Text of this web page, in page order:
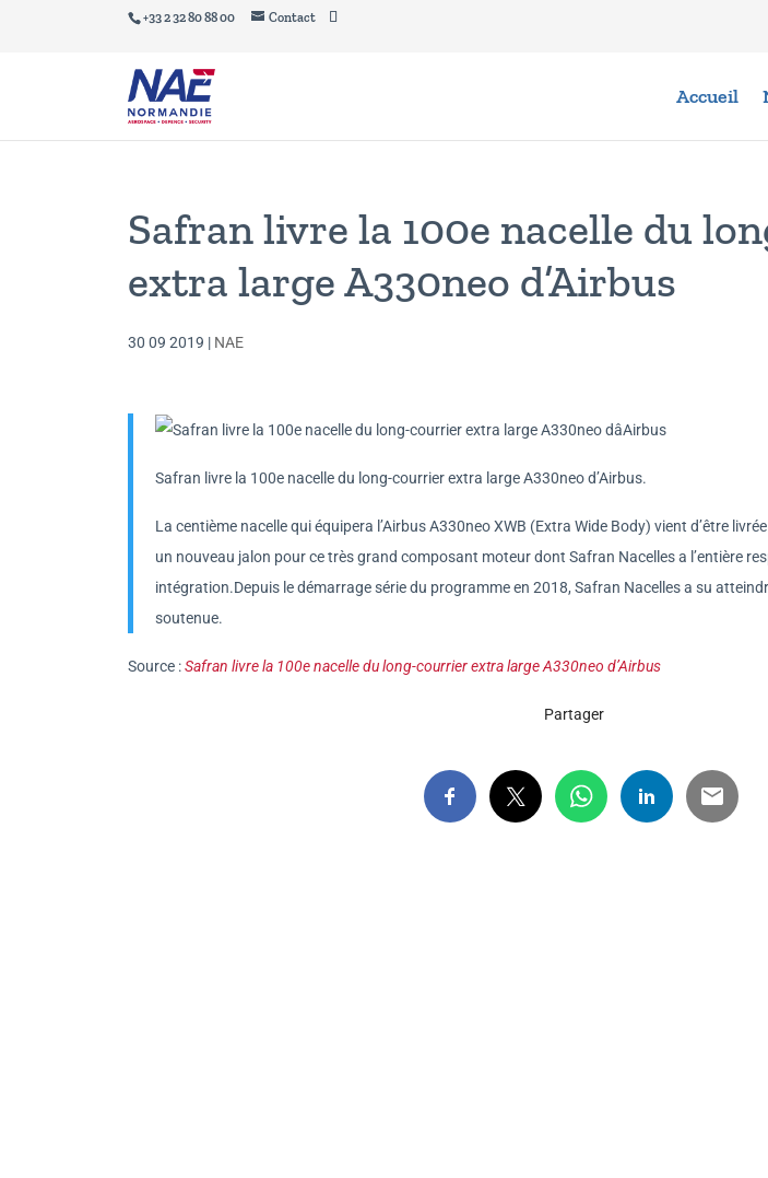
+33 2 32 80 88 00 Contact
Accueil
Safran livre la 100e nacelle du
extra large A330neo d’Airbus
30 09 2019 | NAE
Safran livre la 100e nacelle du long-courrier extra large A330neo d’Airbus.
La centième nacelle qui équipera l’Airbus A330neo XWB (Extra Wide Body) vient d’être
un nouveau jalon pour ce très grand composant moteur dont Safran Nacelles a l’entière
intégration.Depuis le démarrage série du programme en 2018, Safran Nacelles a su
soutenue.
Source :Safran livre la 100e nacelle du long-courrier extra large A330neo d’Airbus
Partager